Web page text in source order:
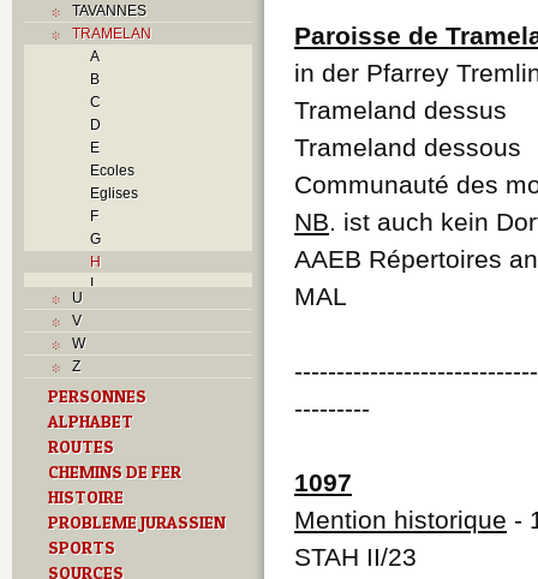
TAVANNES
TRAMELAN
A
B
C
D
E
Ecoles
Eglises
F
G
H
I
P
R
S
T
U
U
V
W
Z
PERSONNES
ALPHABET
ROUTES
CHEMINS DE FER
HISTOIRE
PROBLEME JURASSIEN
SPORTS
SOURCES
Paroisse de
in der Pfarrey
Trameland dessus
Trameland dessous
Communauté des
NB . ist auch kein
AAEB Répertoires
MAL
---------
1097
Mention historique -
STAH II/23